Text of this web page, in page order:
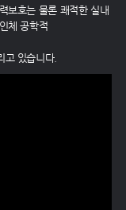
보호는 물론 쾌적한 실내
체 공학적
고 있습니다.